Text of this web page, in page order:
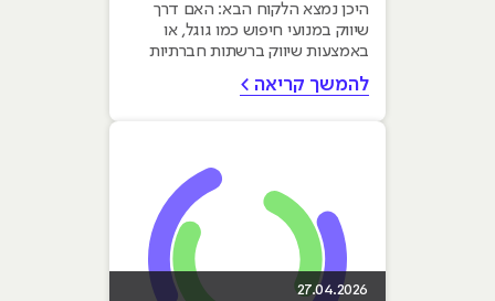
היכן נמצא הלקוח הבא: האם דרך
שיווק במנועי חיפוש כמו גוגל, או
באמצעות שיווק ברשתות חברתיות
כמו טיקטוק ואינסטגרם?...
להמשך קריאה >
27.04.2026